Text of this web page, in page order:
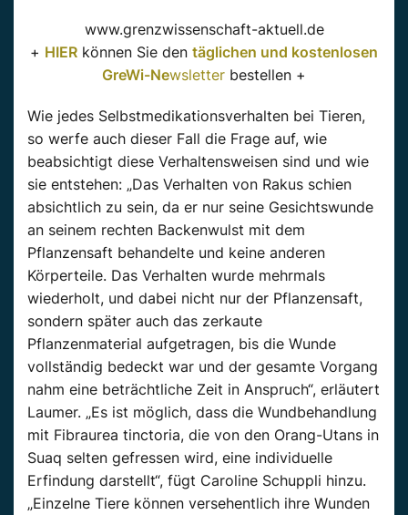
www.grenzwissenschaft-aktuell.de
+ HIER können Sie den täglichen und kostenlosen
GreWi-Newsletter bestellen +
Wie jedes Selbstmedikationsverhalten bei Tieren,
so werfe auch dieser Fall die Frage auf, wie
beabsichtigt diese Verhaltensweisen sind und wie
sie entstehen: „Das Verhalten von Rakus schien
absichtlich zu sein, da er nur seine Gesichtswunde
an seinem rechten Backenwulst mit dem
Pflanzensaft behandelte und keine anderen
Körperteile. Das Verhalten wurde mehrmals
wiederholt, und dabei nicht nur der Pflanzensaft,
sondern später auch das zerkaute
Pflanzenmaterial aufgetragen, bis die Wunde
vollständig bedeckt war und der gesamte Vorgang
nahm eine beträchtliche Zeit in Anspruch“, erläutert
Laumer. „Es ist möglich, dass die Wundbehandlung
mit Fibraurea tinctoria, die von den Orang-Utans in
Suaq selten gefressen wird, eine individuelle
Erfindung darstellt“, fügt Caroline Schuppli hinzu.
„Einzelne Tiere können versehentlich ihre Wunden